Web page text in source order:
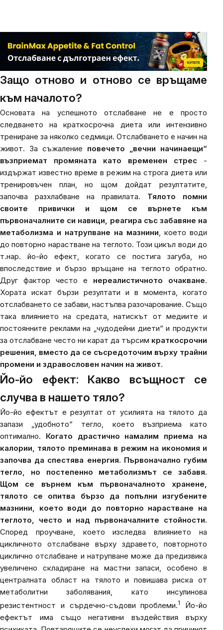
Защо отново и отново се връщаме
към началото?
Основата на успешното отслабване не е просто
следването на краткосрочна диета или интензивно
трениране за няколко седмици. Отслабването е начин на
живот. За съжаление повечето „вечни начинаещи“
възприемат промяната като временен стрес -
издържат известно време в режим на строга диета или
тренировъчен план, но щом дойдат резултатите,
започва разхлабване на правилата. Тялото помни
своите привички и щом се върнете към
първоначалните си навици, реагира със забавяне на
метаболизма и натрупване на мазнини, което води
до повторно нарастване на теглото. Този цикъл води до
т.нар. йо-йо ефект, когато се постига загуба, но
впоследствие и бързо връщане на теглото обратно.
Друг фактор често е нереалистичното очакване.
Хората искат бързи резултати и в момента, когато
отслабването се забави, настъпва разочарование. Също
така влиянието на средата, натискът от медиите и
постоянните реклами на „чудодейни диети“ и продукти
за отслабване често ни карат да търсим краткосрочни
решения, вместо да се съсредоточим върху трайни
промени и здравословен начин на живот.
Йо-йо ефект: Какво всъщност се
случва в нашето тяло?
Йо-йо ефектът е резултат от усилията на тялото да
запази „удобното“ тегло, което възприема като
оптимално. Когато драстично намалим приема на
калории, тялото преминава в режим на икономия и
започва да спестява енергия. Първоначално губим
тегло, но постепенно метаболизмът се забавя.
Щом се върнем към първоначалното хранене,
тялото се опитва бързо да попълни изгубените
мазнини, което води до повторно нарастване на
теглото, често и над първоначалните стойности.
Според проучване, което изследва влиянието на
цикличното отслабване върху здравето, повторното
циклично отслабване и натрупване може да предизвика
увеличено складиране на мастни запаси, особено в
централната област на тялото и повишава риска от
метаболитни заболявания, като инсулинова
резистентност и сърдечно-съдови проблеми.1
Йо-йо
ефектът има също негативни въздействия върху